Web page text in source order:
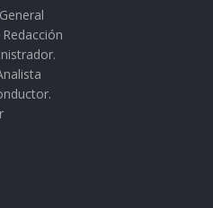
suerte, pues de
en las tropas de
les causaba
14 años hubiera
huestes del General.